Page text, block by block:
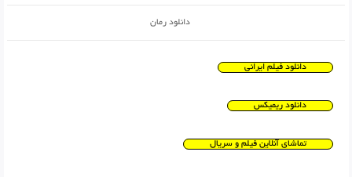
دانلود رمان
دانلود فیلم ایرانی
دانلود ریمیکس
تماشای آنلاین فیلم و سریال